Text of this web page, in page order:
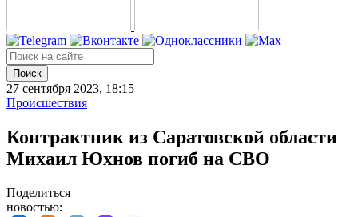
Поиск
27 сентября 2023, 18:15
Происшествия
Контрактник из Саратовской области
Михаил Юхнов погиб на СВО
Поделиться
новостью: